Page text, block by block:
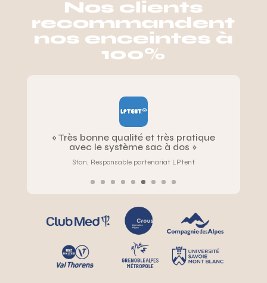
Nos clients
recommandent
nos enceintes à
100%
« Ces enceintes nous permettent d’être
définitivement tout terrain »
Marion, Collectif spectacle vivant La Folie kilomètre